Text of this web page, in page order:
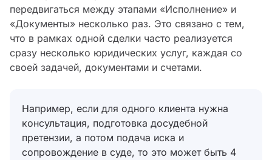
передвигаться между этапами «Исполнение» и
«Документы» несколько раз. Это связано с тем,
что в рамках одной сделки часто реализуется
сразу несколько юридических услуг, каждая со
своей задачей, документами и счетами.
Например, если для одного клиента нужна
консультация, подготовка досудебной
претензии, а потом подача иска и
сопровождение в суде, то это может быть 4